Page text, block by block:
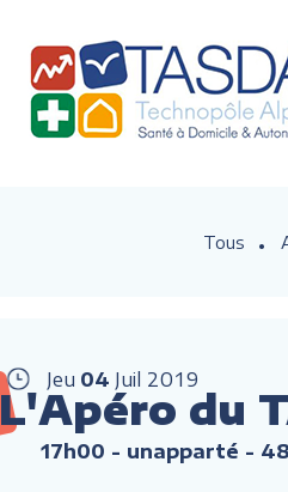
Tous
Jeu 04 Juil 2019
L'Apéro du
17h00 - unapparté -